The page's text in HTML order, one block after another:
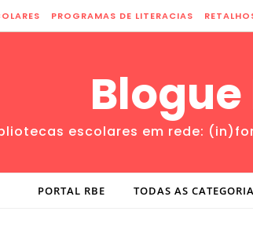
PROGRAMAS DE LITERACIAS
Blogue
escolares em rede:
PORTAL RBE TODAS AS